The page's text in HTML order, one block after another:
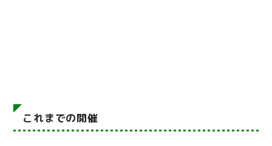
これまでの開催